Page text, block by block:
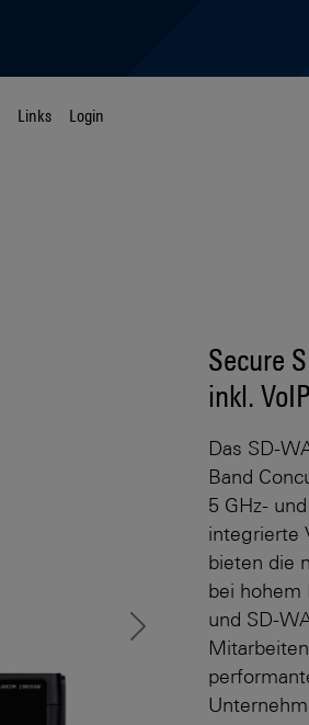
Links Login
Next
Secure
inkl. VoIP
Das SD-
Band
5 GHz-
integrierte
bieten die
bei hohem
und SD-